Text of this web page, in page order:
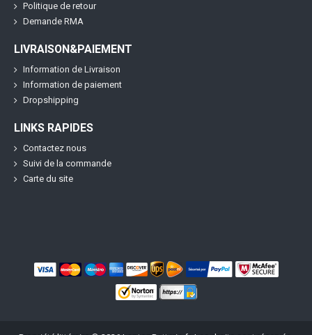
Politique de retour
Demande RMA
LIVRAISON&PAIEMENT
Information de Livraison
Information de paiement
Dropshipping
LINKS RAPIDES
Contactez nous
Suivi de la commande
Carte du site